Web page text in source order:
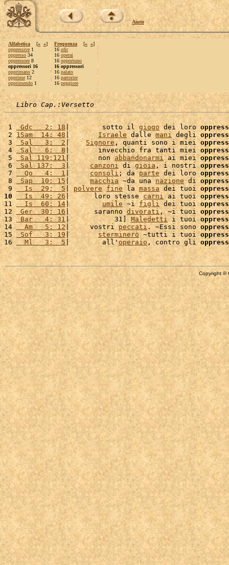
Aiuto
Alfabetica [« »]
oppressive 1
oppresso 34
oppressore 8
oppressori 16
opprimano 2
opprime 12
opprimendo 1
Frequenza [« »]
16 ofir
16 operai
16 opportuno
16 oppressori
16 palato
16 partorire
16 peggiore
Libro Cap.:Versetto
1 Gdc   2: 18 |        sotto il giogo dei loro
2 1Sam  14: 48 | Israele dalle mani degli
3 Sal   3:  2 | Signore , quanti sono i miei
4
Sal   6:  8|       invecchio fra tanti miei
5 Sal 119:121 |       non abbandonarmi ai miei
6 Sal 137:  3 | canzoni di gioia, i nostri
7
  Qo   4:  1
| consoli ; da parte dei loro
8 Sap  10: 15 | macchia ~da una nazione di
9
  Is  29:  5
| polvere fine la massa dei tuoi
10
  Is  49: 26
|      loro stesse carni ai tuoi
11
  Is  60: 14
| umile ~i figli dei tuoi
12
Ger  30: 16 |      saranno divorati, ~i tuoi
13
Bar   4: 31|           31] Maledetti i tuoi
14
  Am   5: 12
|     vostri peccati . ~Essi sono
15 Sof   3: 19 | sterminerò ~tutti i tuoi
16
  Ml   3:  5
|        all'operaio, contro gli
Copyright ©